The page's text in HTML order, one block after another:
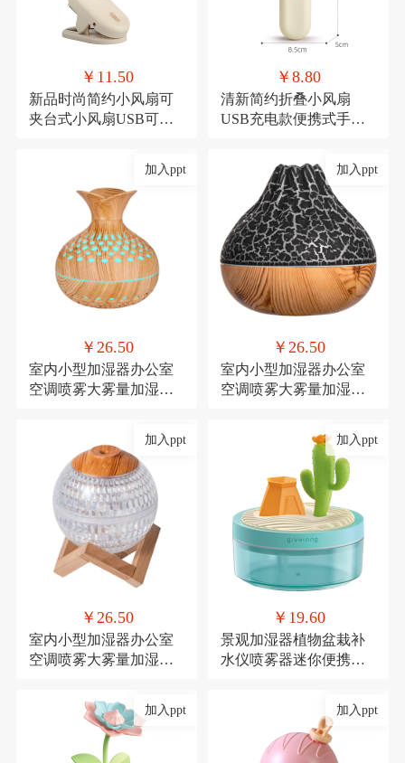
￥11.50
新品时尚简约小风扇可
夹台式小风扇USB可充
￥8.80
清新简约折叠小风扇
USB充电款便携式手持
加入ppt
￥26.50
室内小型加湿器办公室
空调喷雾大雾量加湿器
加入ppt
￥26.50
室内小型加湿器办公室
空调喷雾大雾量加湿器
加入ppt
￥26.50
室内小型加湿器办公室
空调喷雾大雾量加湿器
加入ppt
￥19.60
景观加湿器植物盆栽补
水仪喷雾器迷你便携式
加入ppt 加入ppt